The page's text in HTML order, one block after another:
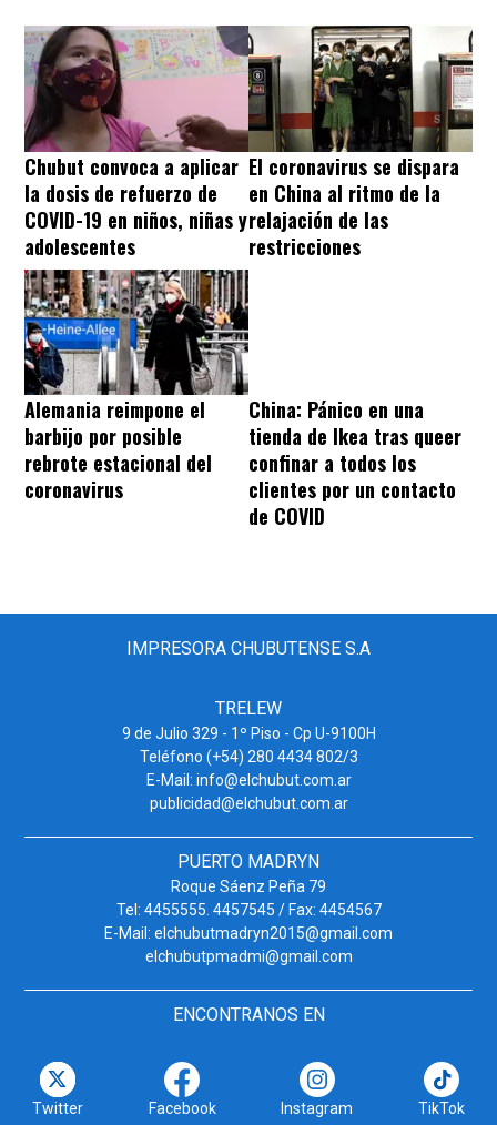
Chubut convoca a aplicar
la dosis de refuerzo de
COVID-19 en niños, niñas y
adolescentes
El coronavirus se dispara
en China al ritmo de la
relajación de las
restricciones
Alemania reimpone el
barbijo por posible
rebrote estacional del
coronavirus
China: Pánico en una
tienda de Ikea tras queer
confinar a todos los
clientes por un contacto
de COVID
IMPRESORA CHUBUTENSE S.A
TRELEW
9 de Julio 329 - 1º Piso - Cp U-9100H
Teléfono (+54) 280 4434 802/3
E-Mail: info@elchubut.com.ar
publicidad@elchubut.com.ar
PUERTO MADRYN
Roque Sáenz Peña 79
Tel: 4455555. 4457545 / Fax: 4454567
E-Mail: elchubutmadryn2015@gmail.com
elchubutpmadmi@gmail.com
ENCONTRANOS EN
Twitter Facebook Instagram TikTok